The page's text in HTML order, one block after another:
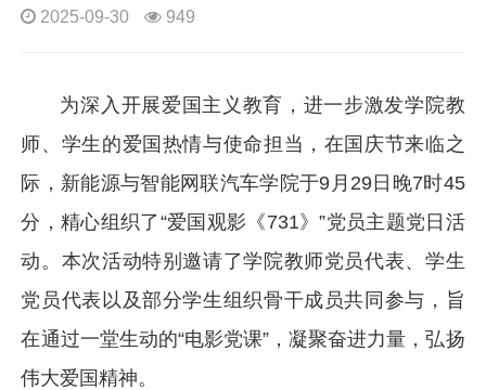
2025-09-30 949
为深入开展爱国主义教育，进一步激发学院教
师、学生的爱国热情与使命担当，在国庆节来临之
际，新能源与智能网联汽车学院于9月29日晚7时45
分，精心组织了“爱国观影《731》”党员主题党日活
动。本次活动特别邀请了学院教师党员代表、学生
党员代表以及部分学生组织骨干成员共同参与，旨
在通过一堂生动的“电影党课”，凝聚奋进力量，弘扬
伟大爱国精神。